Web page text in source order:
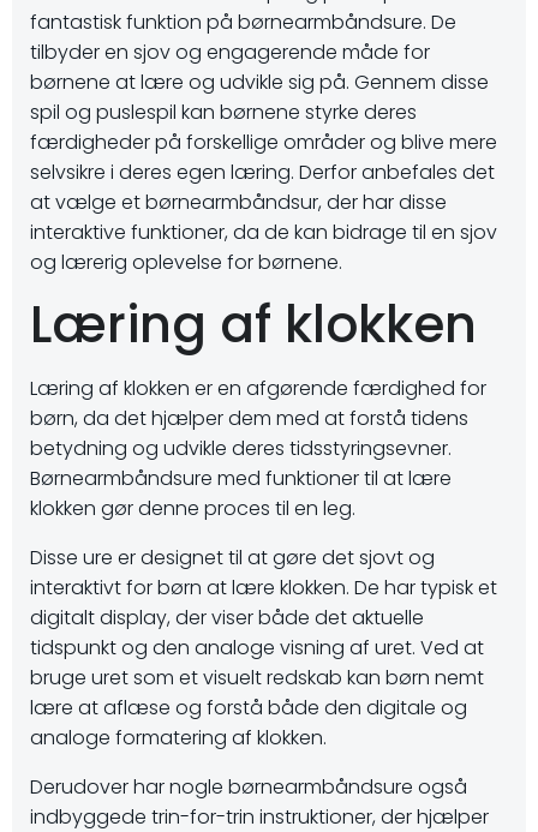
fantastisk funktion på børnearmbåndsure. De
tilbyder en sjov og engagerende måde for
børnene at lære og udvikle sig på. Gennem disse
spil og puslespil kan børnene styrke deres
færdigheder på forskellige områder og blive mere
selvsikre i deres egen læring. Derfor anbefales det
at vælge et børnearmbåndsur, der har disse
interaktive funktioner, da de kan bidrage til en sjov
og lærerig oplevelse for børnene.
Læring af klokken
Læring af klokken er en afgørende færdighed for
børn, da det hjælper dem med at forstå tidens
betydning og udvikle deres tidsstyringsevner.
Børnearmbåndsure med funktioner til at lære
klokken gør denne proces til en leg.
Disse ure er designet til at gøre det sjovt og
interaktivt for børn at lære klokken. De har typisk et
digitalt display, der viser både det aktuelle
tidspunkt og den analoge visning af uret. Ved at
bruge uret som et visuelt redskab kan børn nemt
lære at aflæse og forstå både den digitale og
analoge formatering af klokken.
Derudover har nogle børnearmbåndsure også
indbyggede trin-for-trin instruktioner, der hjælper